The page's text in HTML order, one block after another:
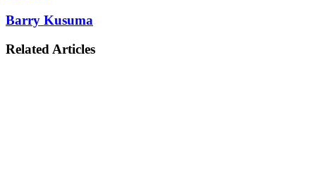
Barry Kusuma
Related Articles